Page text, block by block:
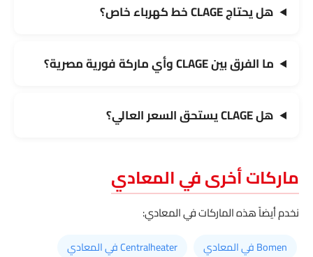
هل يحتاج CLAGE خط كهرباء خاص؟
ما الفرق بين CLAGE وأي ماركة فورية مصرية؟
هل CLAGE يستحق السعر العالي؟
ماركات أخرى في المعادي
نخدم أيضاً هذه الماركات في المعادي:
Bomen في المعادي
Centralheater في المعادي